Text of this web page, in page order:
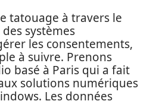
tatouage à travers le
systèmes
les consentements,
à suivre. Prenons
basé à Paris qui a fait
solutions numériques
Les données